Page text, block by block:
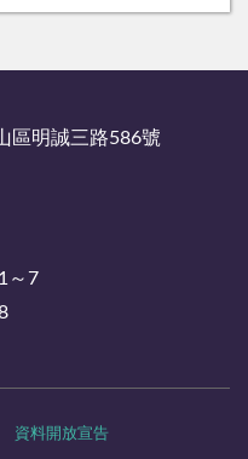
區明誠三路586號
～7
資料開放宣告